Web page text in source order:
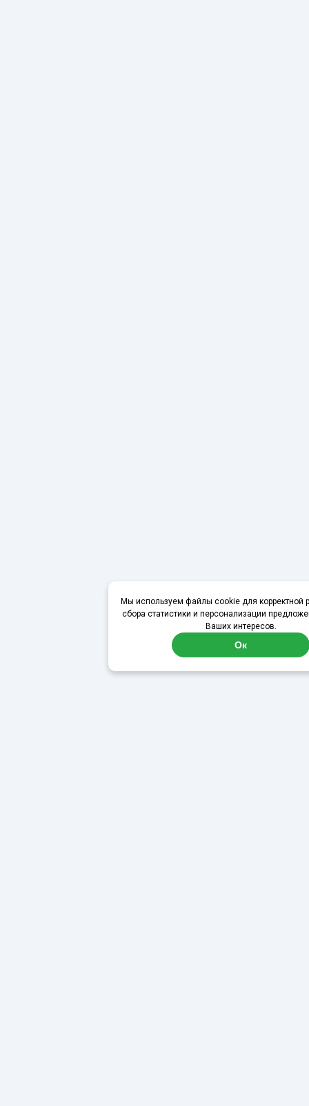
Мы используем файлы cookie для корректной
сбора статистики и персонализации
Ваших интересов.
Ок